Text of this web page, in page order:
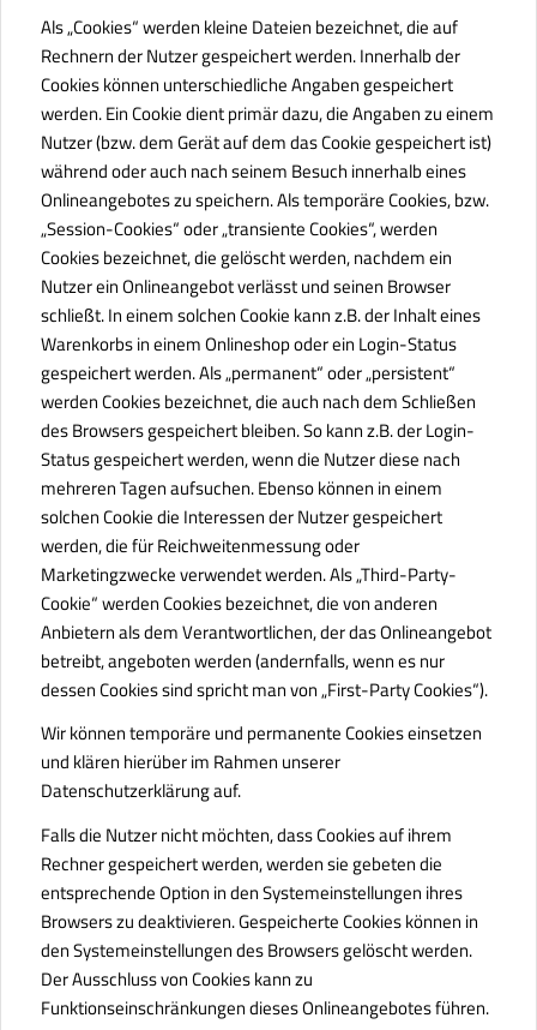
Als „Cookies“ werden kleine Dateien bezeichnet, die auf
Rechnern der Nutzer gespeichert werden. Innerhalb der
Cookies können unterschiedliche Angaben gespeichert
werden. Ein Cookie dient primär dazu, die Angaben zu einem
Nutzer (bzw. dem Gerät auf dem das Cookie gespeichert ist)
während oder auch nach seinem Besuch innerhalb eines
Onlineangebotes zu speichern. Als temporäre Cookies, bzw.
„Session-Cookies“ oder „transiente Cookies“, werden
Cookies bezeichnet, die gelöscht werden, nachdem ein
Nutzer ein Onlineangebot verlässt und seinen Browser
schließt. In einem solchen Cookie kann z.B. der Inhalt eines
Warenkorbs in einem Onlineshop oder ein Login-Status
gespeichert werden. Als „permanent“ oder „persistent“
werden Cookies bezeichnet, die auch nach dem Schließen
des Browsers gespeichert bleiben. So kann z.B. der Login-
Status gespeichert werden, wenn die Nutzer diese nach
mehreren Tagen aufsuchen. Ebenso können in einem
solchen Cookie die Interessen der Nutzer gespeichert
werden, die für Reichweitenmessung oder
Marketingzwecke verwendet werden. Als „Third-Party-
Cookie“ werden Cookies bezeichnet, die von anderen
Anbietern als dem Verantwortlichen, der das Onlineangebot
betreibt, angeboten werden (andernfalls, wenn es nur
dessen Cookies sind spricht man von „First-Party Cookies“).
Wir können temporäre und permanente Cookies einsetzen
und klären hierüber im Rahmen unserer
Datenschutzerklärung auf.
Falls die Nutzer nicht möchten, dass Cookies auf ihrem
Rechner gespeichert werden, werden sie gebeten die
entsprechende Option in den Systemeinstellungen ihres
Browsers zu deaktivieren. Gespeicherte Cookies können in
den Systemeinstellungen des Browsers gelöscht werden.
Der Ausschluss von Cookies kann zu
Funktionseinschränkungen dieses Onlineangebotes führen.